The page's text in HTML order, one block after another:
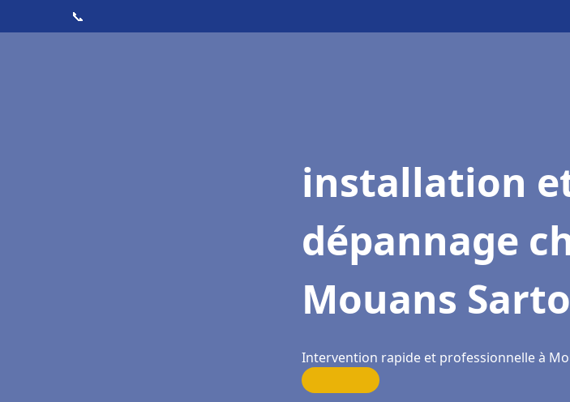
📞
installation
dépannage
Mouans
Intervention rapide et professionnelle à